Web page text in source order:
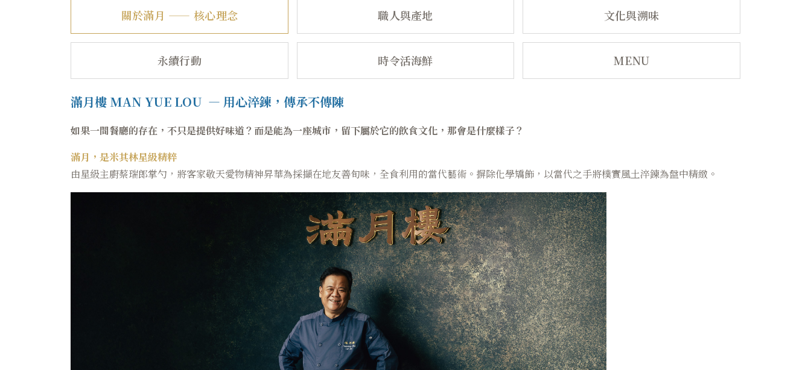
關於滿月 —— 核心理念 職人與產地 文化與溯味
永續行動 時令活海鮮 MENU
滿月樓 MAN YUE LOU — 用心淬鍊，傳承不傳陳
如果一間餐廳的存在，不只是提供好味道？而是能為一座城市，留下屬於它的飲食文化，那會是什麼樣子？
滿月，是米其林星級精粹
由星級主廚蔡瑞郎掌勺，將客家敬天愛物精神昇華為採擷在地友善旬味，全食利用的當代藝術。摒除化學矯飾，以當代之手將樸實風土淬鍊為盤中精緻。